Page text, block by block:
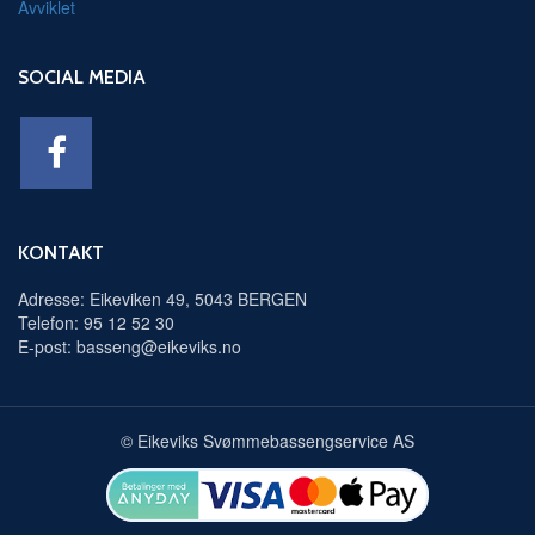
Avviklet
SOCIAL MEDIA
KONTAKT
Adresse: Eikeviken 49, 5043 BERGEN
Telefon: 95 12 52 30
E-post: basseng@eikeviks.no
© Eikeviks Svømmebassengservice AS